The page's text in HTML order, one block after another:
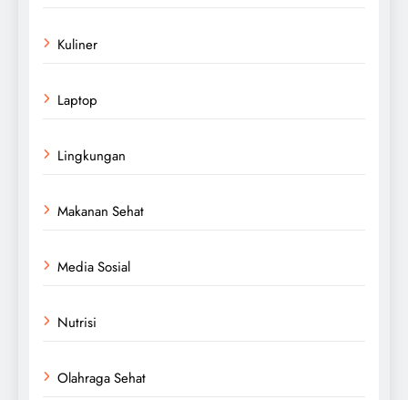
Kuliner
Laptop
Lingkungan
Makanan Sehat
Media Sosial
Nutrisi
Olahraga Sehat